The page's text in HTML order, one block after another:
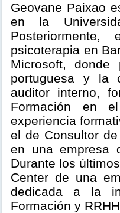
Geovane Paixao
en la
psicoterapia en
Microsoft,
portuguesa y la
auditor interno,
Formación en
experiencia
el de Consultor
en una empresa
Durante los
Center de una
dedicada a la
Formación y